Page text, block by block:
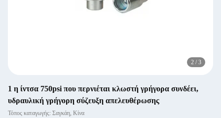
2 / 3
1 η ίντσα 750psi που περνιέται κλωστή γρήγορα συνδέει,
υδραυλική γρήγορη σύζευξη απελευθέρωσης
Τόπος καταγωγής: Σαγκάη, Κίνα